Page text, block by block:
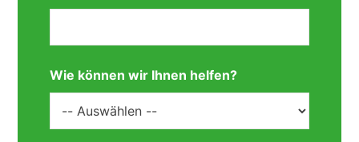
Wie können wir Ihnen helfen?